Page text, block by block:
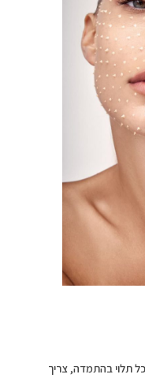
תלוי בהתמדה, צריך